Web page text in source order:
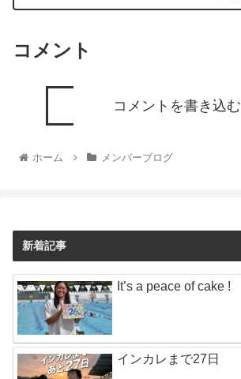
コメント
コメントを書き込む
ホーム メンバーブログ
新着記事
It’s a peace of cake !
インカレまで27日